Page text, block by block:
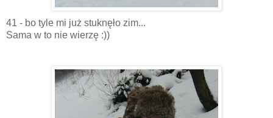
41 - bo tyle mi już stuknęło zim...
Sama w to nie wierzę :))